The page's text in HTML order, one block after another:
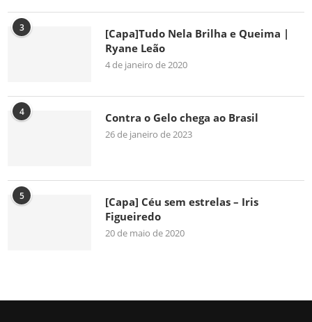
3
[Capa]Tudo Nela Brilha e Queima |
Ryane Leão
4 de janeiro de 2020
4 Contra o Gelo chega ao Brasil
26 de janeiro de 2023
5
[Capa] Céu sem estrelas – Iris
Figueiredo
20 de maio de 2020